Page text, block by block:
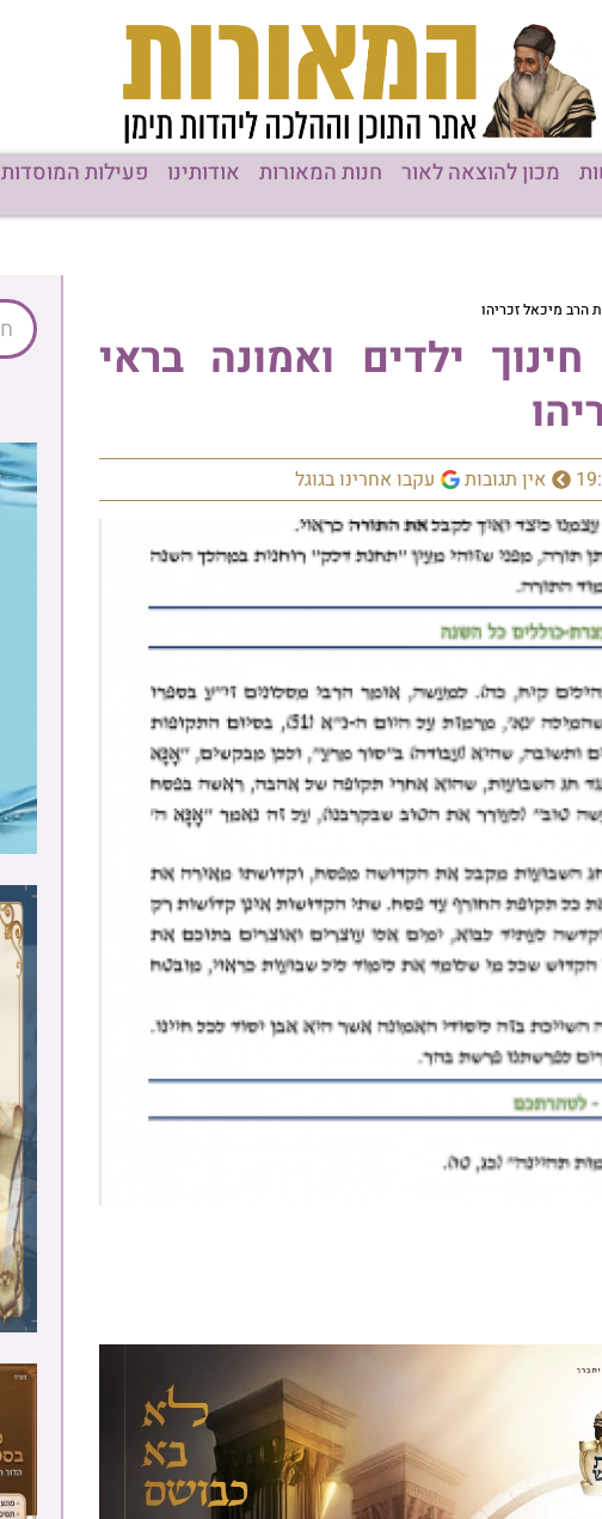
מכון להוצאה לאור חנות המאורות אודותינו פעילות המוסדות
הרב מיכאל זכריהו
חינוך ילדים ואמונה בראי
אין תגובות עקבו אחרינו בגוגל